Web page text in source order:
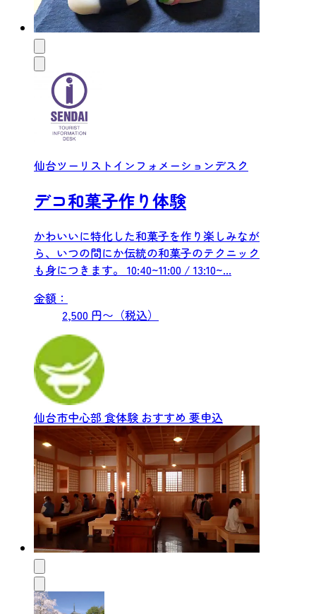
仙台ツーリストインフォメーションデスク
デコ和菓子作り体験
かわいいに特化した和菓子を作り楽しみなが
ら、いつの間にか伝統の和菓子のテクニック
も身につきます。 10:40~11:00 / 13:10~...
金額：
2,500 円〜（税込）
仙台市中心部 食体験 おすすめ 要申込